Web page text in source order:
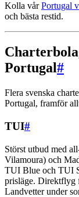
Kolla vårPortugal
och bästa restid.
Portugal#
Flera svenska
Portugal, framför
TUI#
Störst utbud med
Vilamoura) och
TUI Blue och TUI
prisläge. Direktflyg
Landvetter under